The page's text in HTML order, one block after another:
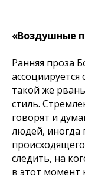
«Воздушные
Ранняя проза
такой же
стиль.
говорят и
людей, иногда
следить, на
в этот момент